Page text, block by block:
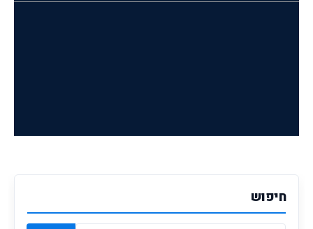
חיפוש